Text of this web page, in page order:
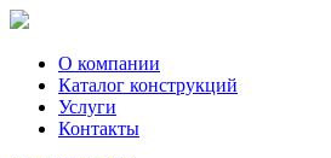
О компании
Каталог конструкций
Услуги
Контакты